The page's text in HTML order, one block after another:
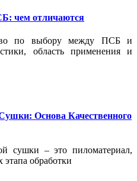
чем отличаются
по выбору между ПСБ и
область применения и
Основа Качественного
сушки – это пиломатериал,
обработки